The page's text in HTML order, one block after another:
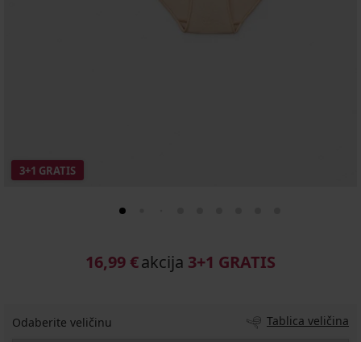
3+1 GRATIS
16,99 €akcija 3+1 GRATIS
Odaberite veličinu Tablica veličina